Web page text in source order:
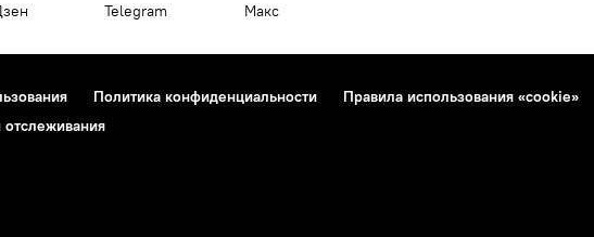
Telegram Макс
Политика конфиденциальности Правила использования «cookie»
отслеживания